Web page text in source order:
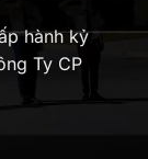
hành kỷ
Ty CP